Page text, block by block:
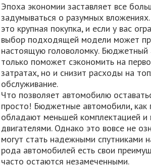
Эпоха экономии заставляет все
задумываться о разумных
это крупная покупка, и если у вас
выбор подходящей модели может
настоящую головоломку. Бюджетный
только поможет сэкономить на
затратах, но и снизит расходы на
обслуживание.
Что позволяет автомобилю
просто! Бюджетные автомобили, как
обладают меньшей комплектацией
двигателями. Однако это вовсе не
могут стать надежными спутниками
рода автомобилей есть свои
часто остаются незамеченными.